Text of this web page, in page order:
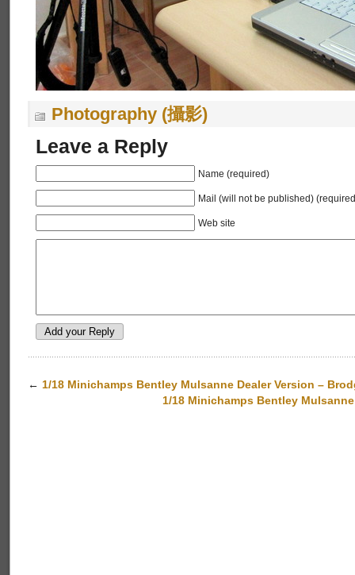
Photography (攝影)
Leave a Reply
Name (required)
Mail (will not be published)
Web site
← 1/18 Minichamps Bentley Mulsanne Dealer Version –
1/18 Minichamps Bentley